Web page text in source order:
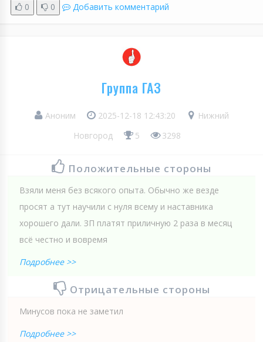
0 0 Добавить комментарий
Группа ГАЗ
Аноним 2025-12-18 12:43:20
Нижний
Новгород
5 3298
Положительные стороны
Взяли меня без всякого опыта. Обычно же везде
просят а тут научили с нуля всему и наставника
хорошего дали. ЗП платят приличную 2 раза в месяц
всё честно и вовремя
Подробнее >>
Отрицательные стороны
Минусов пока не заметил
Подробнее >>